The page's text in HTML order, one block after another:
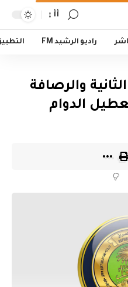
أأ
راديو الرشيد FM
والرصافة
تعطيل الدوام